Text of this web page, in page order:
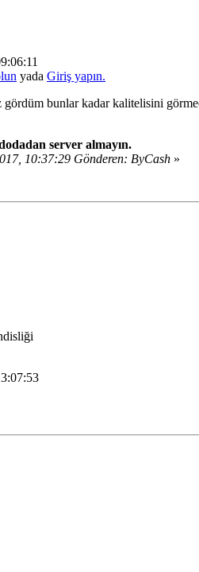
yada Giriş yapın.
gördüm bunlar kadar kalitelisini
server almayın.
10:37:29 Gönderen: ByCash »